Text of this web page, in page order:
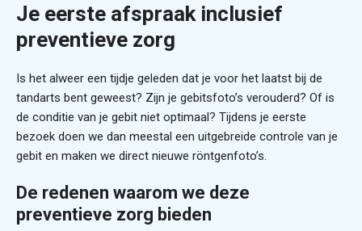
Je eerste afspraak inclusief
preventieve zorg
Is het alweer een tijdje geleden dat je voor het laatst bij de
tandarts bent geweest? Zijn je gebitsfoto’s verouderd? Of is
de conditie van je gebit niet optimaal? Tijdens je eerste
bezoek doen we dan meestal een uitgebreide controle van je
gebit en maken we direct nieuwe röntgenfoto’s.
De redenen waarom we deze
preventieve zorg bieden